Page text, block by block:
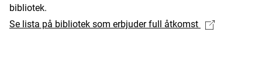
bibliotek.
Se lista på bibliotek som erbjuder full åtkomst